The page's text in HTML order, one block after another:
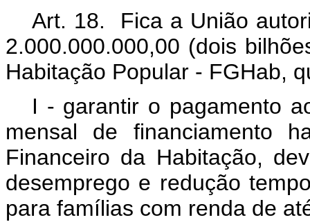
Art. 18. Fica a União
2.000.000.000,00 (dois
Habitação Popular - FGHab,
I - garantir o pagamento
mensal de financiamento
Financeiro da Habitação,
desemprego e redução
para famílias com renda de